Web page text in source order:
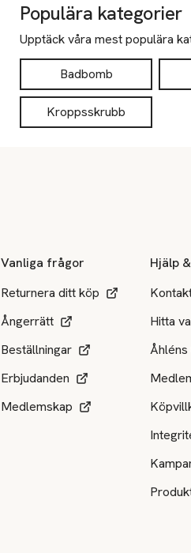
Populära kategorier
Upptäck våra mest populära
Badbomb
Kroppsskrubb
Vanliga frågor
Returnera ditt köp
Ångerrätt
Beställningar
Erbjudanden
Medlemskap
Hjälp
Hitta
Åhléns